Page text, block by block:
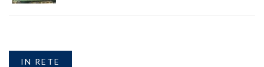
IN RETE